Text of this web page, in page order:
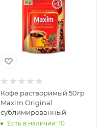
Кофе растворимый 50гр
Maxim Original
сублимированный
Есть в наличии: 10